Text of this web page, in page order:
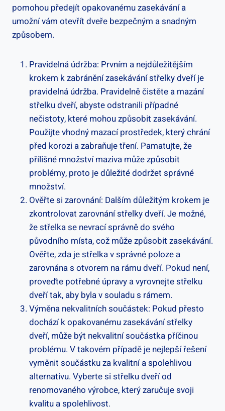
pomohou předejít opakovanému zasekávání a
umožní vám otevřít dveře bezpečným a snadným
způsobem.
Pravidelná údržba: Prvním a nejdůležitějším
krokem k zabránění zasekávání střelky dveří je
pravidelná údržba. Pravidelně čistěte a mazání
střelku ‍dveří, abyste ⁤odstranili případné
nečistoty, které ‌mohou způsobit zasekávání.
Použijte vhodný mazací prostředek, který chrání
před​ korozi a⁤ zabraňuje tření. Pamatujte, že⁣
přílišné množství maziva může způsobit⁣
problémy, proto je důležité dodržet správné
množství.
Ověřte si zarovnání: Dalším důležitým krokem ‌je
zkontrolovat zarovnání střelky dveří. Je možné,
že střelka⁤ se nevrací správně do svého
původního místa, což⁣ může způsobit zasekávání.
Ověřte, zda je střelka v správné poloze a
zarovnána ​s ‍otvorem na rámu dveří. Pokud není,
proveďte potřebné úpravy a vyrovnejte střelku
dveří tak, aby byla v souladu ‌s rámem.
Výměna nekvalitních součástek: Pokud přesto
⁢dochází k opakovanému zasekávání střelky
dveří, ⁣může být nekvalitní součástka příčinou
problému. V takovém případě je ‌nejlepší řešení
vyměnit součástku za kvalitní a spolehlivou
alternativu. Vyberte si‌ střelku dveří od
renomovaného výrobce, který zaručuje svoji
kvalitu a spolehlivost.